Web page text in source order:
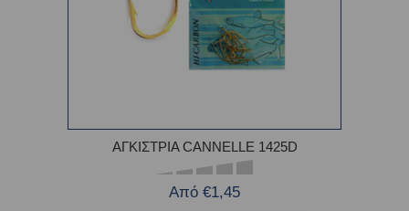
ΑΓΚΙΣΤΡΙΑ CANNELLE 1425D
Από €1,45